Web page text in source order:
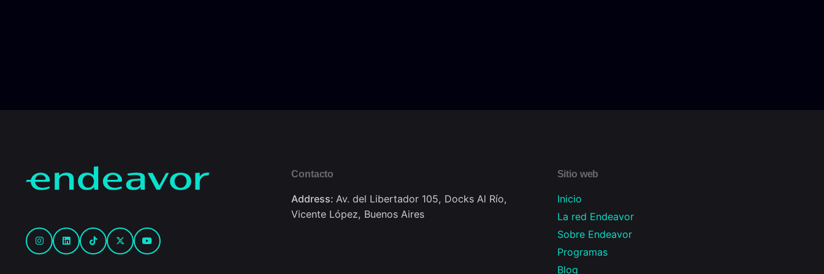
Contacto
Address:Av. del Libertador 105, Docks Al Río,
Vicente López, Buenos Aires
Sitio web
Inicio
La red Endeavor
Sobre Endeavor
Programas
Blog